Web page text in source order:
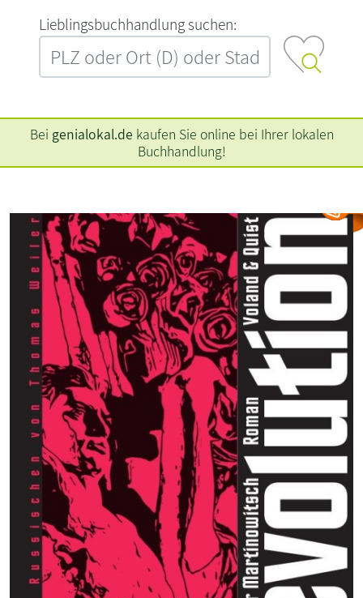
L‍i‍e‍b‍l‍i‍n‍g‍s‍b‍u‍c‍h‍h‍a‍n‍d‍l‍u‍n‍g‍ ‍s‍u‍c‍h‍e‍n‍:‍
Bei genialokal.de kaufen Sie online bei Ihrer lokalen
Buchhandlung!